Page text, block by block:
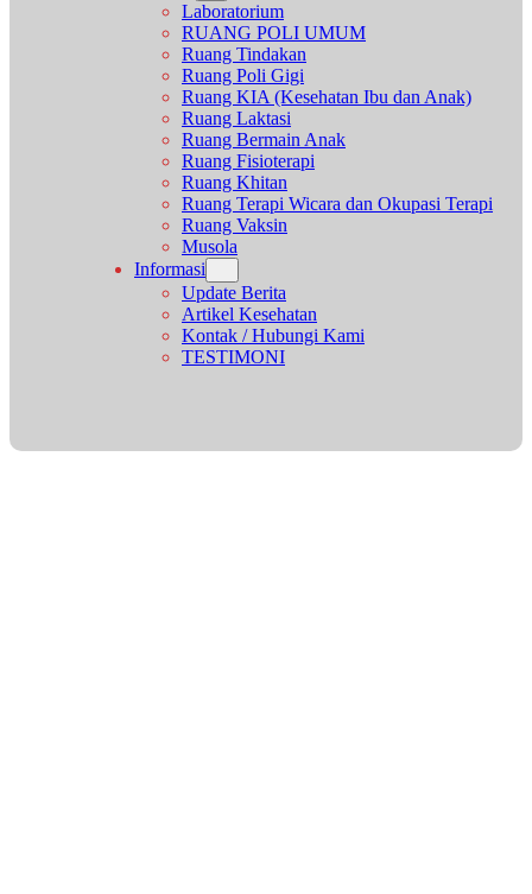
Laboratorium
RUANG POLI UMUM
Ruang Tindakan
Ruang Poli Gigi
Ruang KIA (Kesehatan Ibu dan Anak)
Ruang Laktasi
Ruang Bermain Anak
Ruang Fisioterapi
Ruang Khitan
Ruang Terapi Wicara dan Okupasi Terapi
Ruang Vaksin
Musola
Informasi
Update Berita
Artikel Kesehatan
Kontak / Hubungi Kami
TESTIMONI